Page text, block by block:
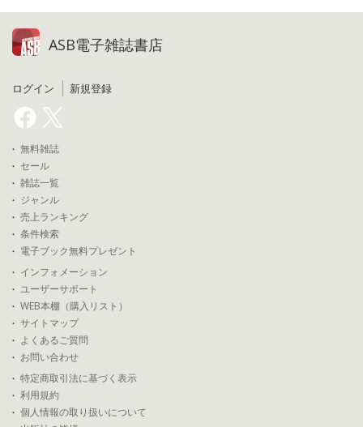
ASB電子雑誌書店
ログイン 新規登録
無料雑誌
セール
雑誌一覧
ジャンル
売上ランキング
条件検索
電子ブック無料プレゼント
インフォメーション
ユーザーサポート
WEB本棚（購入リスト）
サイトマップ
よくあるご質問
お問い合わせ
特定商取引法に基づく表示
利用規約
個人情報の取り扱いについて